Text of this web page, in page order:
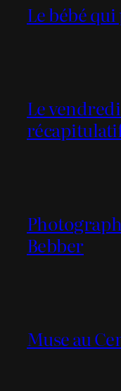
Le bébé
Le
Bebber
Muse au